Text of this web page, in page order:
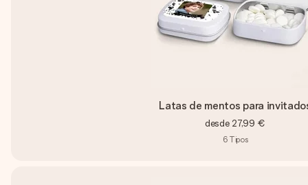
Latas de mentos para
desde 27,99 €
6 Tipos